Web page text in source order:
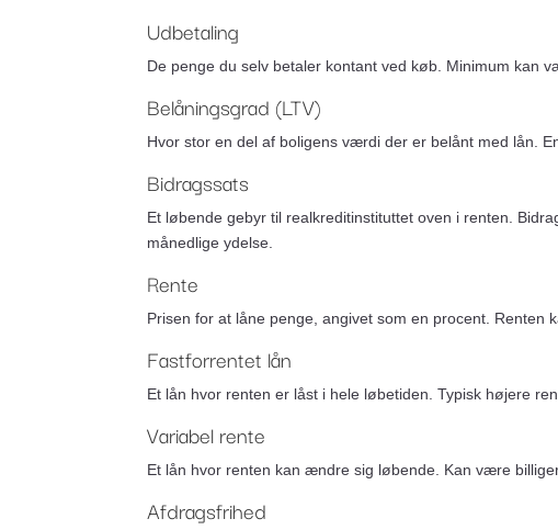
Udbetaling
De penge du selv betaler kontant ved køb. Minimum kan
Belåningsgrad (LTV)
Hvor stor en del af boligens værdi der er belånt med lån.
Bidragssats
Et løbende gebyr til realkreditinstituttet oven i renten.
månedlige ydelse.
Rente
Prisen for at låne penge, angivet som en procent.
Fastforrentet lån
Et lån hvor renten er låst i hele løbetiden. Typisk højere
Variabel rente
Et lån hvor renten kan ændre sig løbende. Kan være
Afdragsfrihed